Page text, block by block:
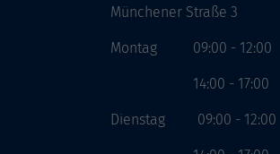
Münchener Straße 3
Montag 09:00 - 12:00
14:00 - 17:00
Dienstag 09:00 - 12:00